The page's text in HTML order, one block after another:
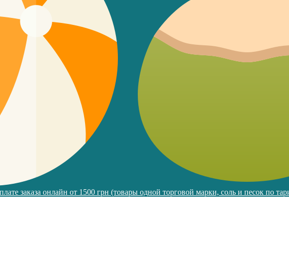
заказа онлайн от 1500 грн (товары одной торговой марки, соль и песок по